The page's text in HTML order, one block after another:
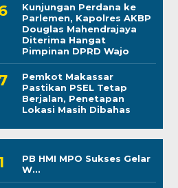
Kunjungan Perdana ke
Parlemen, Kapolres AKBP
Douglas Mahendrajaya
Diterima Hangat
Pimpinan DPRD Wajo
Pemkot Makassar
Pastikan PSEL Tetap
Berjalan, Penetapan
Lokasi Masih Dibahas
PB HMI MPO Sukses Gelar
W...